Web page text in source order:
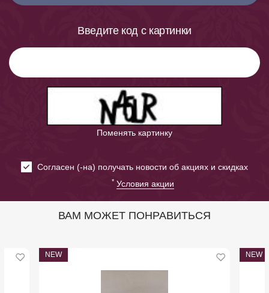
Введите код с картинки
Поменять картинку
Cогласен (-на) получать новости об акциях и скидках
* Условия акции
ВАМ МОЖЕТ ПОНРАВИТЬСЯ
NEW NEW